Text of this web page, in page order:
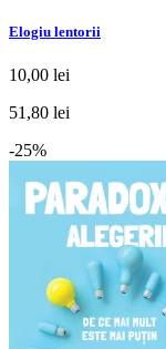
Elogiu lentorii
10,00 lei
51,80 lei
-25%